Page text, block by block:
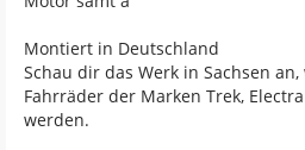
Montiert in Deutschland
Schau dir das Werk in Sachsen
Fahrräder der Marken Trek,
werden.